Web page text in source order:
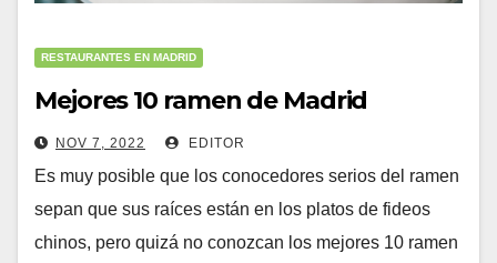
RESTAURANTES EN MADRID
Mejores 10 ramen de Madrid
NOV 7, 2022 EDITOR
Es muy posible que los conocedores serios del ramen
sepan que sus raíces están en los platos de fideos
chinos, pero quizá no conozcan los mejores 10 ramen